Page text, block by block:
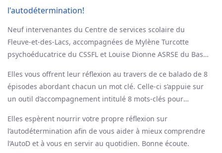
Neuf intervenantes du Centre de services scolaire du
Fleuve-et-des-Lacs, accompagnées de Mylène Turcotte
psychoéducatrice du CSSFL et Louise Dionne ASRSE du Bas
au cours des deux dernières années dans une communauté
de pratique afin d’en apprendre davantage sur
l’autodétermination.
Elles vous offrent leur réflexion au travers de ce balado de 8
épisodes abordant chacun un mot clé. Celle-ci s’appuie sur
un outil d’accompagnement intitulé 8 mots-clés pour
des conseillers pédagogiques du Centre de services scolaire
de Laval et de la Chaire Autodétermination et Handicap.
Elles espèrent nourrir votre propre réflexion sur
l’autodétermination afin de vous aider à mieux comprendre
l’AutoD et à vous en servir au quotidien. Bonne écoute.